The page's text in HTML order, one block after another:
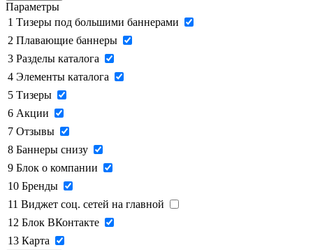
Параметры
1 Тизеры под большими баннерами
2 Плавающие баннеры
3 Разделы каталога
4 Элементы каталога
5 Тизеры
6 Акции
7 Отзывы
8 Баннеры снизу
9 Блок о компании
10 Бренды
11 Виджет соц. сетей на главной
12 Блок ВКонтакте
13 Карта